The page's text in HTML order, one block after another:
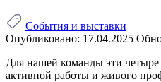
События и выставки
Опубликовано: 17.04.2025
Для нашей команды эти
активной работы и живого